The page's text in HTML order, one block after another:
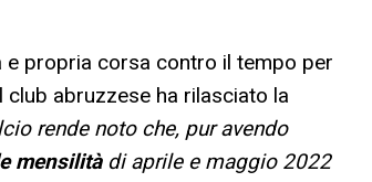
e propria corsa contro il tempo per
club abruzzese ha rilasciato la
rende noto che, pur avendo
mensilitàdi aprile e maggio 2022